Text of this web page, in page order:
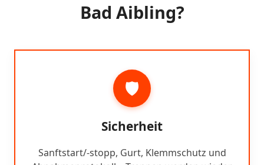
Bad Aibling?
🛡️
Sicherheit
Sanftstart/-stopp, Gurt, Klemmschutz und